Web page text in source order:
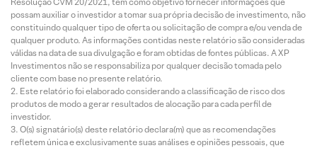
possam auxiliar o investidor a tomar sua própria decisão de investimento, não
constituindo qualquer tipo de oferta ou solicitação de compra e/ou venda de
qualquer produto. As informações contidas neste relatório são consideradas
válidas na data de sua divulgação e foram obtidas de fontes públicas. A XP
Investimentos não se responsabiliza por qualquer decisão tomada pelo
cliente com base no presente relatório.
Este relatório foi elaborado considerando a classificação de risco dos
produtos de modo a gerar resultados de alocação para cada perfil de
investidor.
O(s) signatário(s) deste relatório declara(m) que as recomendações
refletem única e exclusivamente suas análises e opiniões pessoais, que